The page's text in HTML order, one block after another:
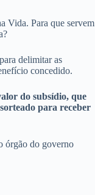
Vida. Para que servem
delimitar as
concedido.
do subsídio, que
para receber
órgão do governo